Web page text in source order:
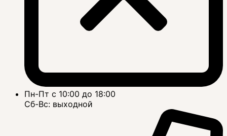
Пн-Пт с 10:00 до 18:00
Сб-Вс: выходной